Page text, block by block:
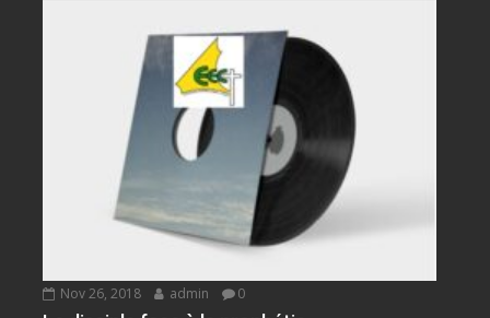
Nov 26, 2018 admin 0